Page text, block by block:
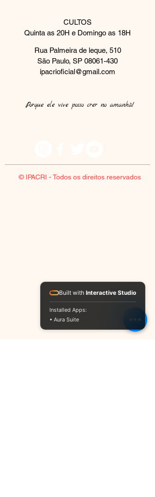
CULTOS
Quinta as 20H e Domingo as 18H
Rua Palmeira de leque, 510
São Paulo, SP 08061-430
ipacrioficial@gmail.com
Porque ele vive posso crer no amanhã!​
© IPACRI - Todos os direitos reservados
Built with Interactive Studio
Installed Apps:
• Aura Suite